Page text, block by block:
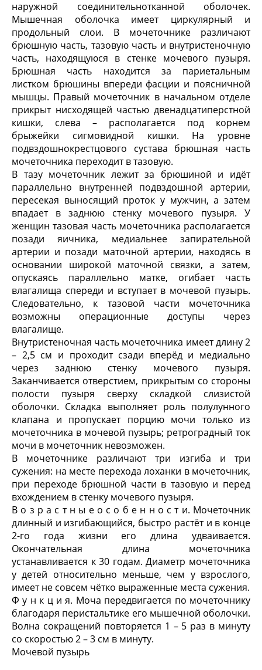
наружной соединительнотканной оболочек.
Мышечная оболочка имеет циркулярный и
продольный слои. В мочеточнике различают
брюшную часть, тазовую часть и внутристеночную
часть, находящуюся в стенке мочевого пузыря.
Брюшная часть находится за париетальным
листком брюшины впереди фасции и поясничной
мышцы. Правый мочеточник в начальном отделе
прикрыт нисходящей частью двенадцатиперстной
кишки, слева – располагается под корнем
брыжейки сигмовидной кишки. На уровне
подвздошнокрестцового сустава брюшная часть
мочеточника переходит в тазовую.
В тазу мочеточник лежит за брюшиной и идёт
параллельно внутренней подвздошной артерии,
пересекая выносящий проток у мужчин, а затем
впадает в заднюю стенку мочевого пузыря. У
женщин тазовая часть мочеточника располагается
позади яичника, медиальнее запирательной
артерии и позади маточной артерии, находясь в
основании широкой маточной связки, а затем,
опускаясь параллельно матке, огибает часть
влагалища спереди и вступает в мочевой пузырь.
Следовательно, к тазовой части мочеточника
возможны операционные доступы через
влагалище.
Внутристеночная часть мочеточника имеет длину 2
– 2,5 см и проходит сзади вперёд и медиально
через заднюю стенку мочевого пузыря.
Заканчивается отверстием, прикрытым со стороны
полости пузыря сверху складкой слизистой
оболочки. Складка выполняет роль полулунного
клапана и пропускает порцию мочи только из
мочеточника в мочевой пузырь; ретроградный ток
мочи в мочеточник невозможен.
В мочеточнике различают три изгиба и три
сужения: на месте перехода лоханки в мочеточник,
при переходе брюшной части в тазовую и перед
вхождением в стенку мочевого пузыря.
В о з р а с т н ы е о с о б е н н о с т и. Мочеточник
длинный и изгибающийся, быстро растёт и в конце
2-го года жизни его длина удваивается.
Окончательная длина мочеточника
устанавливается к 30 годам. Диаметр мочеточника
у детей относительно меньше, чем у взрослого,
имеет не совсем чётко выраженные места сужения.
Ф у н к ц и я. Моча передвигается по мочеточнику
благодаря перистальтике его мышечной оболочки.
Волна сокращений повторяется 1 – 5 раз в минуту
со скоростью 2 – 3 см в минуту.
Мочевой пузырь